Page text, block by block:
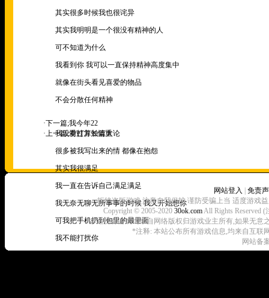
其实很多时候我也很诧异
其实我明明是一个很没有精神的人
可不知道为什么
我看到你 我可以一直保持精神高度集中
就像在街头看见喜爱的物品
不会分散任何精神
我没有打算长篇大论
很多被我写出来的情 都像在抱怨
其实我很满足
我一直在告诉自己满足满足
我无奈无聊无所事事的时候 我又开始想你
可我把手机扔到包里的最里面
我不能打扰你
·下一篇;我今年22
·上一篇;爱过方知情重
网站登入
免责
拒绝盗版游戏 注意自我保护 谨防受骗上当 适度游戏
Copyright © 2005-2020 30ok.comAll Rights Reserved
本站所有游戏均来自网络版权归游戏业主所有,如果无意
*注释: 本站公布所有游戏信息,均来自互联
网站备